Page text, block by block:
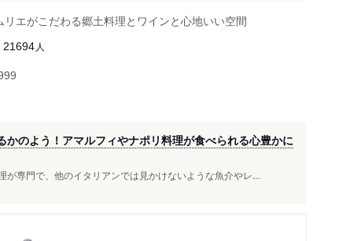
エがこだわる郷土料理とワインと心地いい空間
21694 人
かのよう！アマルフィやナポリ料理が食べられる心豊かに
が専門で、他のイタリアンでは見かけないような魚介やレ...